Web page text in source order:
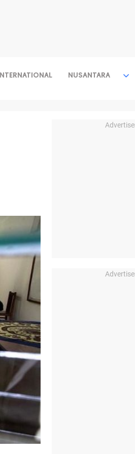
INTERNATIONAL NUSANTARA